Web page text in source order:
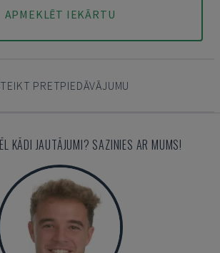
APMEKLĒT IEKĀRTU
PRETPIEDĀVĀJUMU
KĀDI JAUTĀJUMI? SAZINIES AR MUMS!